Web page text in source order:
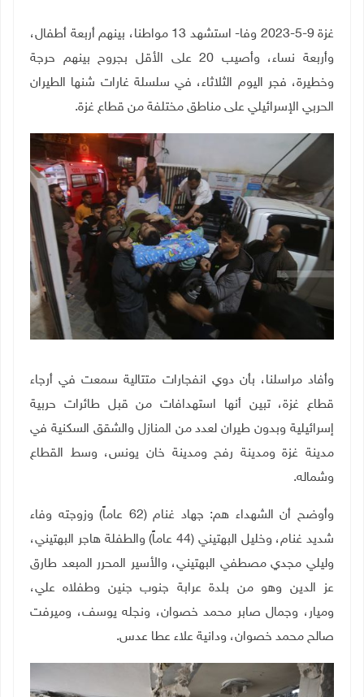
غزة 9-5-2023 وفا- استشهد 13 مواطنا، بينهم أربعة أطفال،
وأربعة نساء، وأصيب 20 على الأقل بجروح بينهم حرجة
وخطيرة، فجر اليوم الثلاثاء، في سلسلة غارات شنها الطيران
الحربي الإسرائيلي على مناطق مختلفة من قطاع غزة.
وأفاد مراسلنا، بأن دوي انفجارات متتالية سمعت في أرجاء
قطاع غزة، تبين أنها استهدافات من قبل طائرات حربية
إسرائيلية وبدون طيران لعدد من المنازل والشقق السكنية في
مدينة غزة ومدينة رفح ومدينة خان يونس، وسط القطاع
وشماله.
وأوضح أن الشهداء هم: جهاد غنام (62 عاماً) وزوجته وفاء
شديد غنام، وخليل البهتيني (44 عاماً) والطفلة
هاجر البهتيني،
وليلي مجدي مصطفي البهتيني، والأسير المحرر المبعد طارق
عز الدين وهو من بلدة عرابة جنوب جنين وطفلاه علي،
وميار ، وجمال صابر محمد خصوان، ونجله يوسف، وميرفت
صالح محمد خصوان، ودانية علاء عطا عدس.